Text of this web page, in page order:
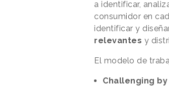
a identificar,
consumidor en
identificar y
relevantes y
El modelo de
Challenging